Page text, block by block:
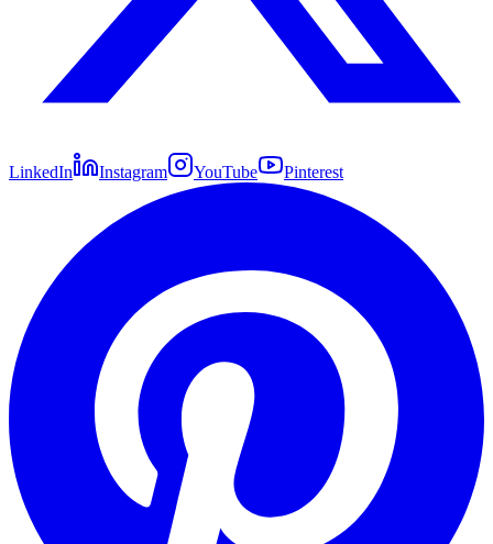
LinkedIn Instagram YouTube Pinterest